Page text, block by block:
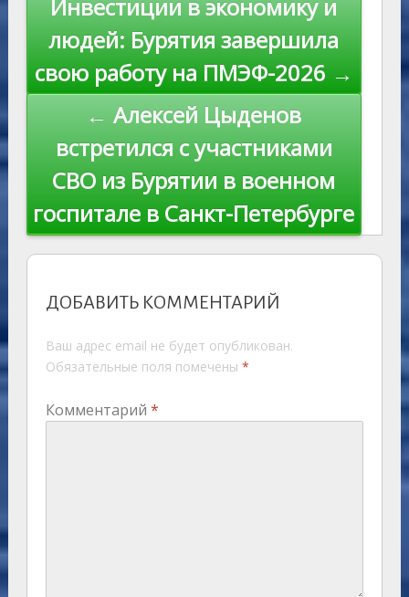
ni
ki
al
k
записям
Инвестиции в экономику и
людей: Бурятия завершила
свою работу на ПМЭФ-2026 →
← Алексей Цыденов
встретился с участниками
СВО из Бурятии в военном
госпитале в Санкт-Петербурге
ДОБАВИТЬ КОММЕНТАРИЙ
Ваш адрес email не будет опубликован.
Обязательные поля помечены *
Комментарий *